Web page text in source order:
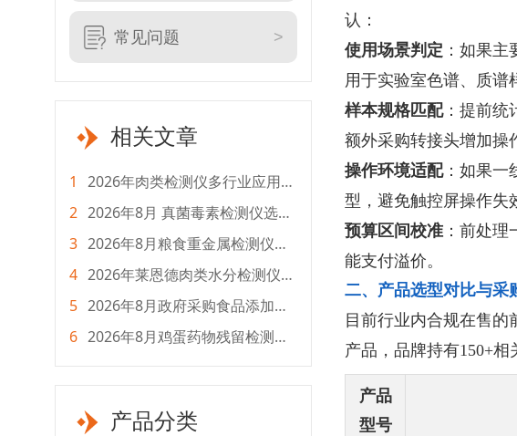
常见问题
相关文章
1
2026年肉类检测仪多行业应用选
购指南
2 2026年8月 真菌毒素检测仪选购
指南：全生命周期成本测评
3 2026年8月粮食重金属检测仪选
购指南 全流程采购攻略
4 2026年莱恩德肉类水分检测仪怎
么选？选型对比攻略
5 2026年8月政府采购食品添加剂
检测仪选购指南
6 2026年8月鸡蛋药物残留检测仪
产品分类
认：
使用场景判定 ：如果
用于实验室色谱、质谱
样本规格匹配：提前统
额外采购转接头增加操
操作环境适配：如果一
型，避免触控屏操作失
预算区间校准 ：前处
能支付溢价。
二、产品选型对比与采
目前行业内合规在售
产品，品牌持有150+
产品
型号